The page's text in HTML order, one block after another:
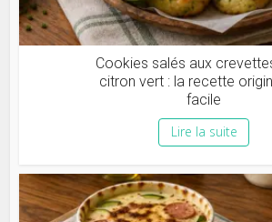
Cookies salés aux
citron vert : la recette
facile
Lire la suite